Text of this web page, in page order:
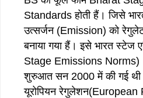
Standards होती हैं। जिसे भारत
उत्सर्जन (Emission) को
बनाया गया हैं। इसे भारत स्टेज
Stage Emissions Norms)
शुरुआत सन 2000 में की गई
यूरोपियन